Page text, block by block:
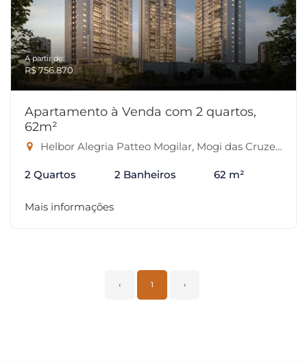
A partir de:
R$ 756.870
Apartamento à Venda com 2 quartos,
62m²
Helbor Alegria Patteo Mogilar, Mogi das Cruzes-SP
2 Quartos 2 Banheiros 62 m²
Mais informações
‹ 1 ›